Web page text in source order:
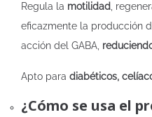
Regula la motilidad ,
eficazmente la producción
acción del GABA,
Apto para diabéticos,
¿Cómo se usa el